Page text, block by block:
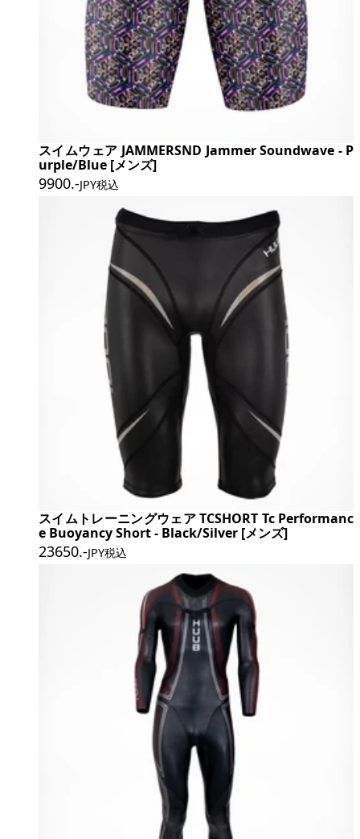
スイムウェア JAMMERSND Jammer Soundwave - P
urple/Blue [メンズ]
9900.-JPY税込
スイムトレーニングウェア TCSHORT Tc Performanc
e Buoyancy Short - Black/Silver [メンズ]
23650.-JPY税込